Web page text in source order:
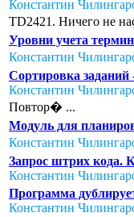
Константин
TD2421. Ничего не
Уровни учета
Константин
Сортировка заданий
Константин
Повтор� ...
Модуль для
Константин
Запрос штрих кода.
Константин
Программа
Константин